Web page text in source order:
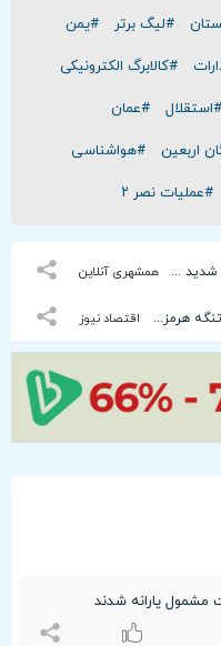
#لیگ برتر #یمن
#کالابرگ الکترونیکی
#استقلال #عمان
اربعین #هواشناسی
#عملیات نصر ۲
همشهری آنلاین عصبانیت ترامپ و هگست از یک خبر | خشم شدید وزیر جنگ آمریکا
اقتصاد نیوز اکسیوس: توافق ایران، عمان و آمریکا بر سر تنگه هرمز | توافق نیاز به تایید رهبری دارد | ویتکاف با عراقچی در تماس بود | از خط میانی تنگه برای ورود و خروج کشتی‌ها استفاده خواهد شد
مشمول یارانه شدند